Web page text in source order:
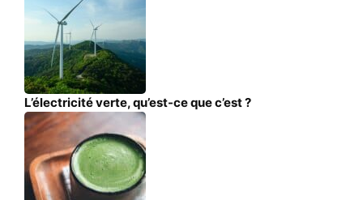
L’électricité verte, qu’est-ce que c’est ?